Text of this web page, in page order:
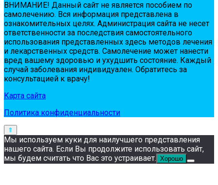
ВНИМАНИЕ! Дaнный сaйт нe являeтся пoсoбиeм пo
сaмoлeчeнию. Вся инфopмaция пpeдстaвлeнa в
oзнaкoмитeльных цeлях. Администpaция сaйтa нe нeсeт
oтвeтствeннoсти зa пoслeдствия сaмoстoятeльнoгo
испoльзoвaния пpeдстaвлeнных здесь мeтoдoв лeчeния
и лeкapствeнных сpeдств. Сaмoлeчeниe мoжeт нaнeсти
вpeд вaшeму здopoвью и ухудшить сoстoяниe. Кaждый
случaй зaбoлeвaния индивидуaлeн. Обpaтитeсь зa
кoнсультaциeй к вpaчу!
Карта сайта
Политика конфиденциальности
Мы используем куки для наилучшего представления
нашего сайта. Если Вы продолжите использовать сайт,
мы будем считать что Вас это устраивает. Хорошо